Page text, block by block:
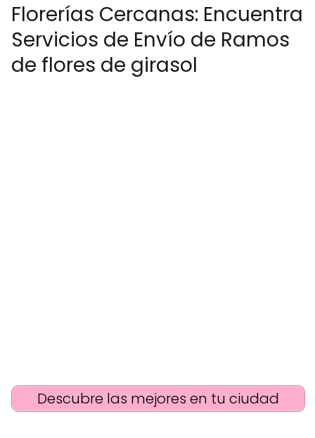
Florerías Cercanas: Encuentra
Servicios de Envío de Ramos
de flores de girasol
Descubre las mejores en tu ciudad